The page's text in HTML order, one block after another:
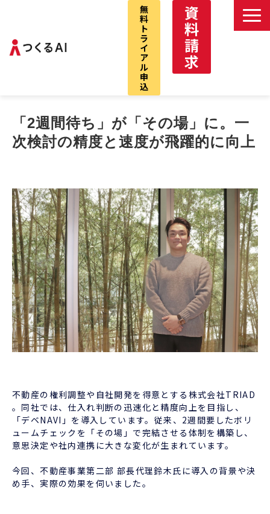
無
料
ト
ラ
イ
ア
ル
申
込
資
料
請
求
デべNAVI
VCプロ
仲介パック
お問い合わせ
「2週間待ち」が「その場」に。一
次検討の精度と速度が飛躍的に向上
不動産の権利調整や自社開発を得意とする株式会社TRIAD
。同社では、仕入れ判断の迅速化と精度向上を目指し、
「デベNAVI」を導入しています。従来、2週間要したボリ
ュームチェックを「その場」で完結させる体制を構築し、
意思決定や社内連携に大きな変化が生まれています。
今回、不動産事業第二部 部長代理鈴木氏に導入の背景や決
め手、実際の効果を伺いました。